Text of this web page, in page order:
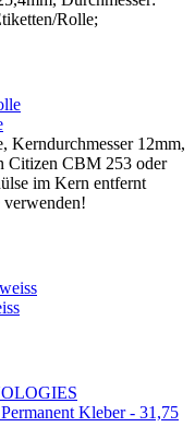
Rolle;
Kerndurchmesser 12mm,
CBM 253 oder
im Kern entfernt